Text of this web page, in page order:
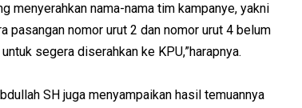
menyerahkan nama-nama tim kampanye, yakni
pasangan nomor urut 2 dan nomor urut 4 belum
segera diserahkan ke KPU,”harapnya.
SH juga menyampaikan hasil temuannya